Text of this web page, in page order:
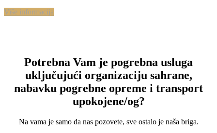
Više informacija
Potrebna Vam je pogrebna usluga
uključujući organizaciju sahrane,
nabavku pogrebne opreme i transport
upokojene/og?
Na vama je samo da nas pozovete, sve ostalo je naša briga.